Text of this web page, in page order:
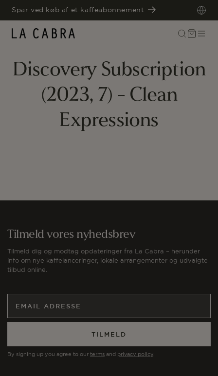
GÅ TIL
INDHOLD
Spar ved køb af et kaffeabonnement
Indkøbskurv
Discovery Subscription
(2023, 7) - Clean
Expressions
Tilmeld vores nyhedsbrev
Tilmeld dig og modtag opdateringer fra La Cabra – herunder
info om nye kaffelanceringer, lokale arrangementer og udvalgte
tilbud online.
TILMELD
By signing up you agree to our terms and privacy policy.